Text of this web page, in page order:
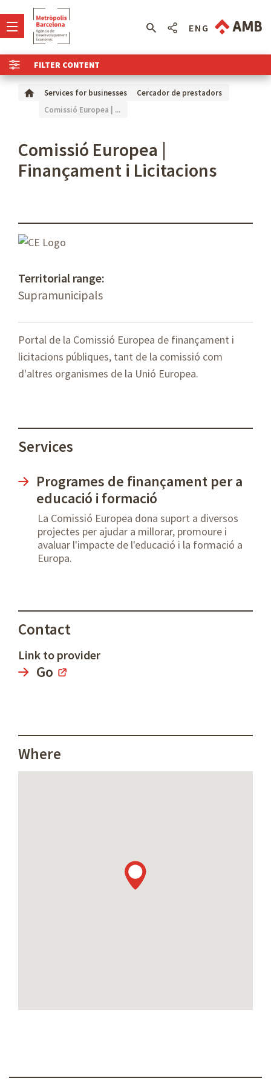
FILTER CONTENT
ENG
Services for businesses
Cercador de prestadors
Comissió Europea | ...
Comissió Europea |
Finançament i Licitacions
Territorial range:
Supramunicipals
Portal de la Comissió Europea de finançament i
licitacions públiques, tant de la comissió com
d'altres organismes de la Unió Europea.
Services
Programes de finançament per a
educació i formació
La Comissió Europea dona suport a diversos
projectes per ajudar a millorar, promoure i
avaluar l'impacte de l'educació i la formació a
Europa.
Contact
Link to provider
Go
Where